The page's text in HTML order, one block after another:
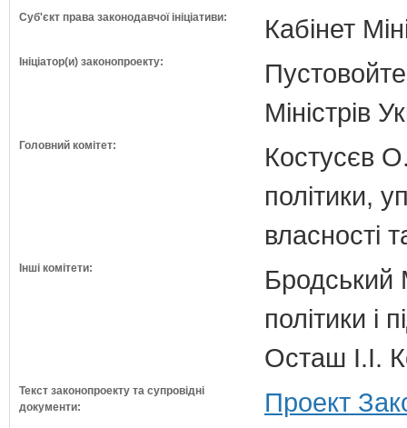
Суб'єкт права законодавчої ініціативи: Кабінет
Ініціатор(и) законопроекту:
Міністрів
Головний комітет:
Костусєв
політики,
власності
Інші комітети:
Бродський
політики і
Осташ І.І.
Текст законопроекту та супровідні
документи:
Проект